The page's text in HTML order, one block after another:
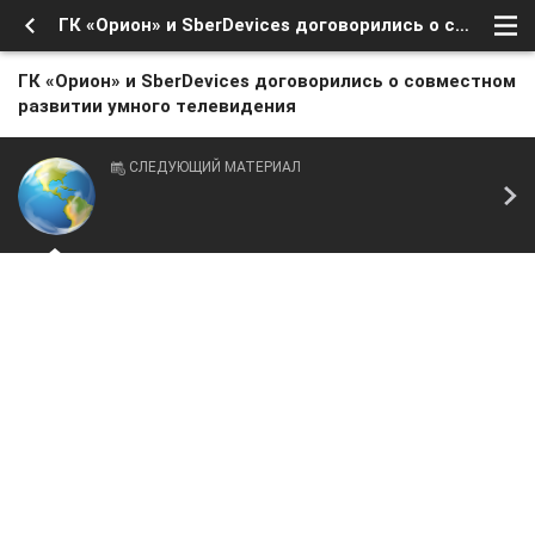
ГК «Орион» и SberDevices договорились о совместном развитии умного телевидения
ГК «Орион» и SberDevices договорились о совместном
развитии умного телевидения
СЛЕДУЮЩИЙ МАТЕРИАЛ